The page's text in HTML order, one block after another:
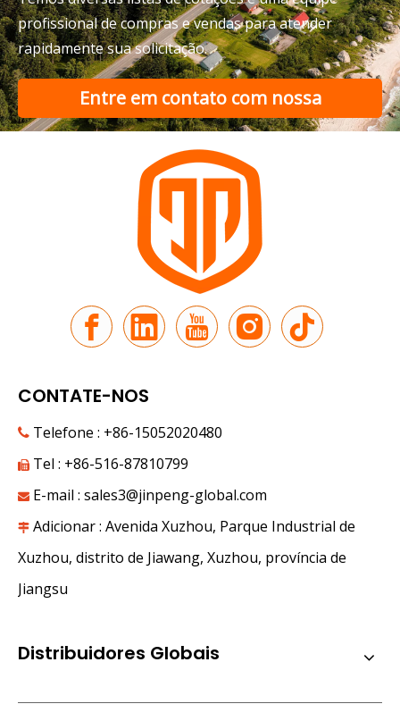
profissional de compras e vendas para atender
rapidamente sua solicitação.
Entre em contato com nossa
equipe de suporte
CONTATE-NOS
 Telefone : +86-15052020480
 Tel : +86-516-87810799
 E-mail : sales3@jinpeng-global.com
 Adicionar : Avenida Xuzhou, Parque Industrial de
Xuzhou, distrito de Jiawang, Xuzhou, província de
Jiangsu
Distribuidores Globais